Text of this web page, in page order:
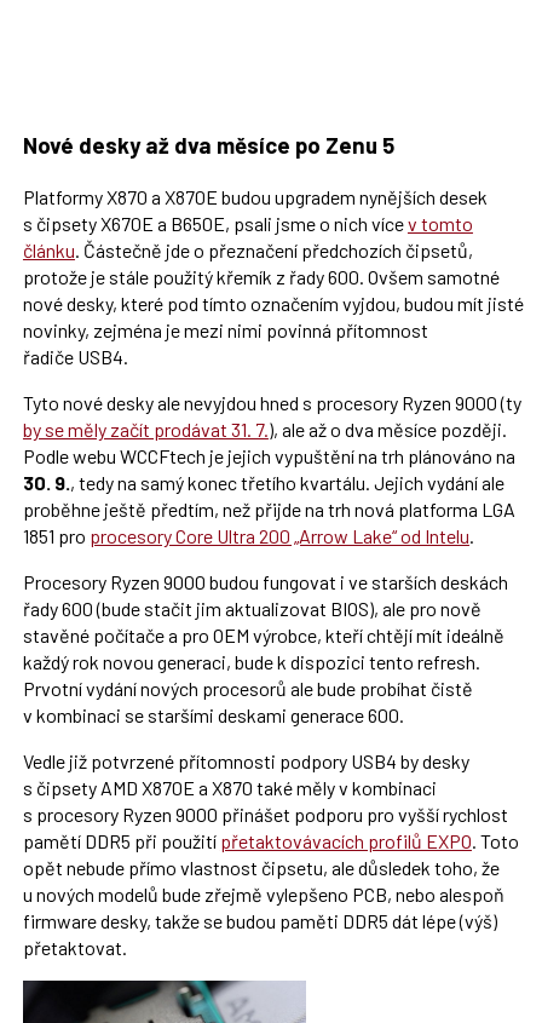
Nové desky až dva měsíce po Zenu 5
Platformy X870 a X870E budou upgradem nynějších desek
s čipsety X670E a B650E, psali jsme o nich vícev tomto
článku. Částečně jde o přeznačení předchozích čipsetů,
protože je stále použitý křemík z řady 600. Ovšem samotné
nové desky, které pod tímto označením vyjdou, budou mít jisté
novinky, zejména je mezi nimi povinná přítomnost
řadiče USB4.
Tyto nové desky ale nevyjdou hned s procesory Ryzen 9000 (ty
by se měly začít prodávat 31. 7.), ale až o dva měsíce později.
Podle webu WCCFtech je jejich vypuštění na trh plánováno na
30. 9., tedy na samý konec třetího kvartálu. Jejich vydání ale
proběhne ještě předtím, než přijde na trh nová platforma LGA
1851 pro procesory Core Ultra 200 „Arrow Lake“ od Intelu.
Procesory Ryzen 9000 budou fungovat i ve starších deskách
řady 600 (bude stačit jim aktualizovat BIOS), ale pro nově
stavěné počítače a pro OEM výrobce, kteří chtějí mít ideálně
každý rok novou generaci, bude k dispozici tento refresh.
Prvotní vydání nových procesorů ale bude probíhat čistě
v kombinaci se staršími deskami generace 600.
Vedle již potvrzené přítomnosti podpory USB4 by desky
s čipsety AMD X870E a X870 také měly v kombinaci
s procesory Ryzen 9000 přinášet podporu pro vyšší rychlost
pamětí DDR5 při použití přetaktovávacích profilů EXPO. Toto
opět nebude přímo vlastnost čipsetu, ale důsledek toho, že
u nových modelů bude zřejmě vylepšeno PCB, nebo alespoň
firmware desky, takže se budou paměti DDR5 dát lépe (výš)
přetaktovat.